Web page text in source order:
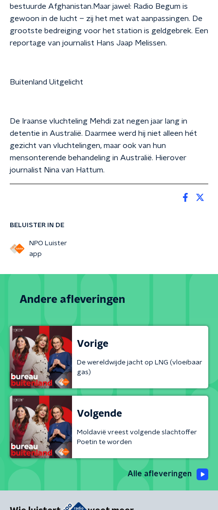
BELUISTER IN DE
NPO Luister
app
bestuurde Afghanistan.Maar jawel: Radio Begum is
gewoon in de lucht – zij het met wat aanpassingen. De
grootste bedreiging voor het station is geldgebrek. Een
reportage van journalist Hans Jaap Melissen.
Buitenland Uitgelicht
De Iraanse vluchteling Mehdi zat negen jaar lang in
detentie in Australië. Daarmee werd hij niet alleen hét
gezicht van vluchtelingen, maar ook van hun
mensonterende behandeling in Australië. Hierover
journalist Nina van Hattum.
Andere afleveringen
Vorige
De wereldwijde jacht op LNG (vloeibaar
gas)
Volgende
Moldavië vreest volgende slachtoffer
Poetin te worden
Alle afleveringen